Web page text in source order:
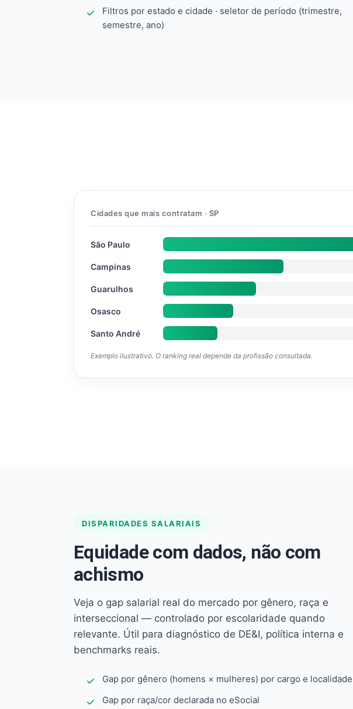
Filtros por estado e cidade · seletor de período (trimestre,
semestre, ano)
Cidades que mais contratam · SP
São Paulo
Campinas
Guarulhos
Osasco
Santo André
Exemplo ilustrativo. O ranking real depende da profissão consultada.
DISPARIDADES SALARIAIS
Equidade com dados, não com
achismo
Veja o gap salarial real do mercado por gênero, raça e
interseccional — controlado por escolaridade quando
relevante. Útil para diagnóstico de DE&I, política interna e
benchmarks reais.
Gap por gênero (homens × mulheres) por cargo e localidade
Gap por raça/cor declarada no eSocial